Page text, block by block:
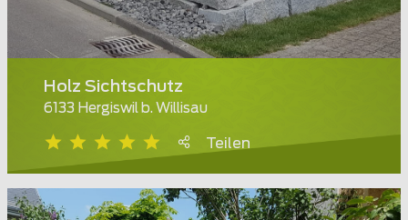
Holz Sichtschutz
6133 Hergiswil b. Willisau
Teilen